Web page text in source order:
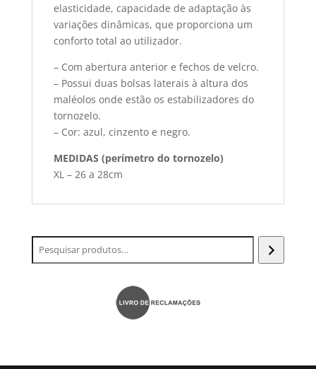
elasticidade, capacidade de adaptação às
variações dinâmicas, que proporciona um
conforto total ao utilizador.
– Com abertura anterior e fechos de velcro.
– Possui duas bolsas laterais à altura dos
maléolos onde estão os estabilizadores do
tornozelo.
– Cor: azul, cinzento e negro.
MEDIDAS (perímetro do tornozelo)
XL – 26 a 28cm